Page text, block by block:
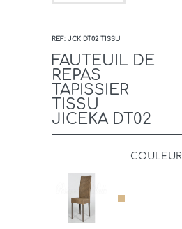
REF: JCK DT02 TISSU
FAUTEUIL DE
REPAS
TAPISSIER
TISSU
JICEKA DT02
COULEUR